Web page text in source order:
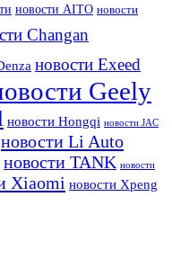
новости AITO новости
Changan
новости Exeed
Geely
новости Hongqi новости JAC
новости Li Auto
новости TANK новости
Xiaomi новости Xpeng